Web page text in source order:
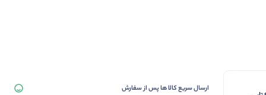
ارسال سریع کالا ها پس از سفارش